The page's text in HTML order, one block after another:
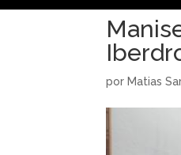
por Matias